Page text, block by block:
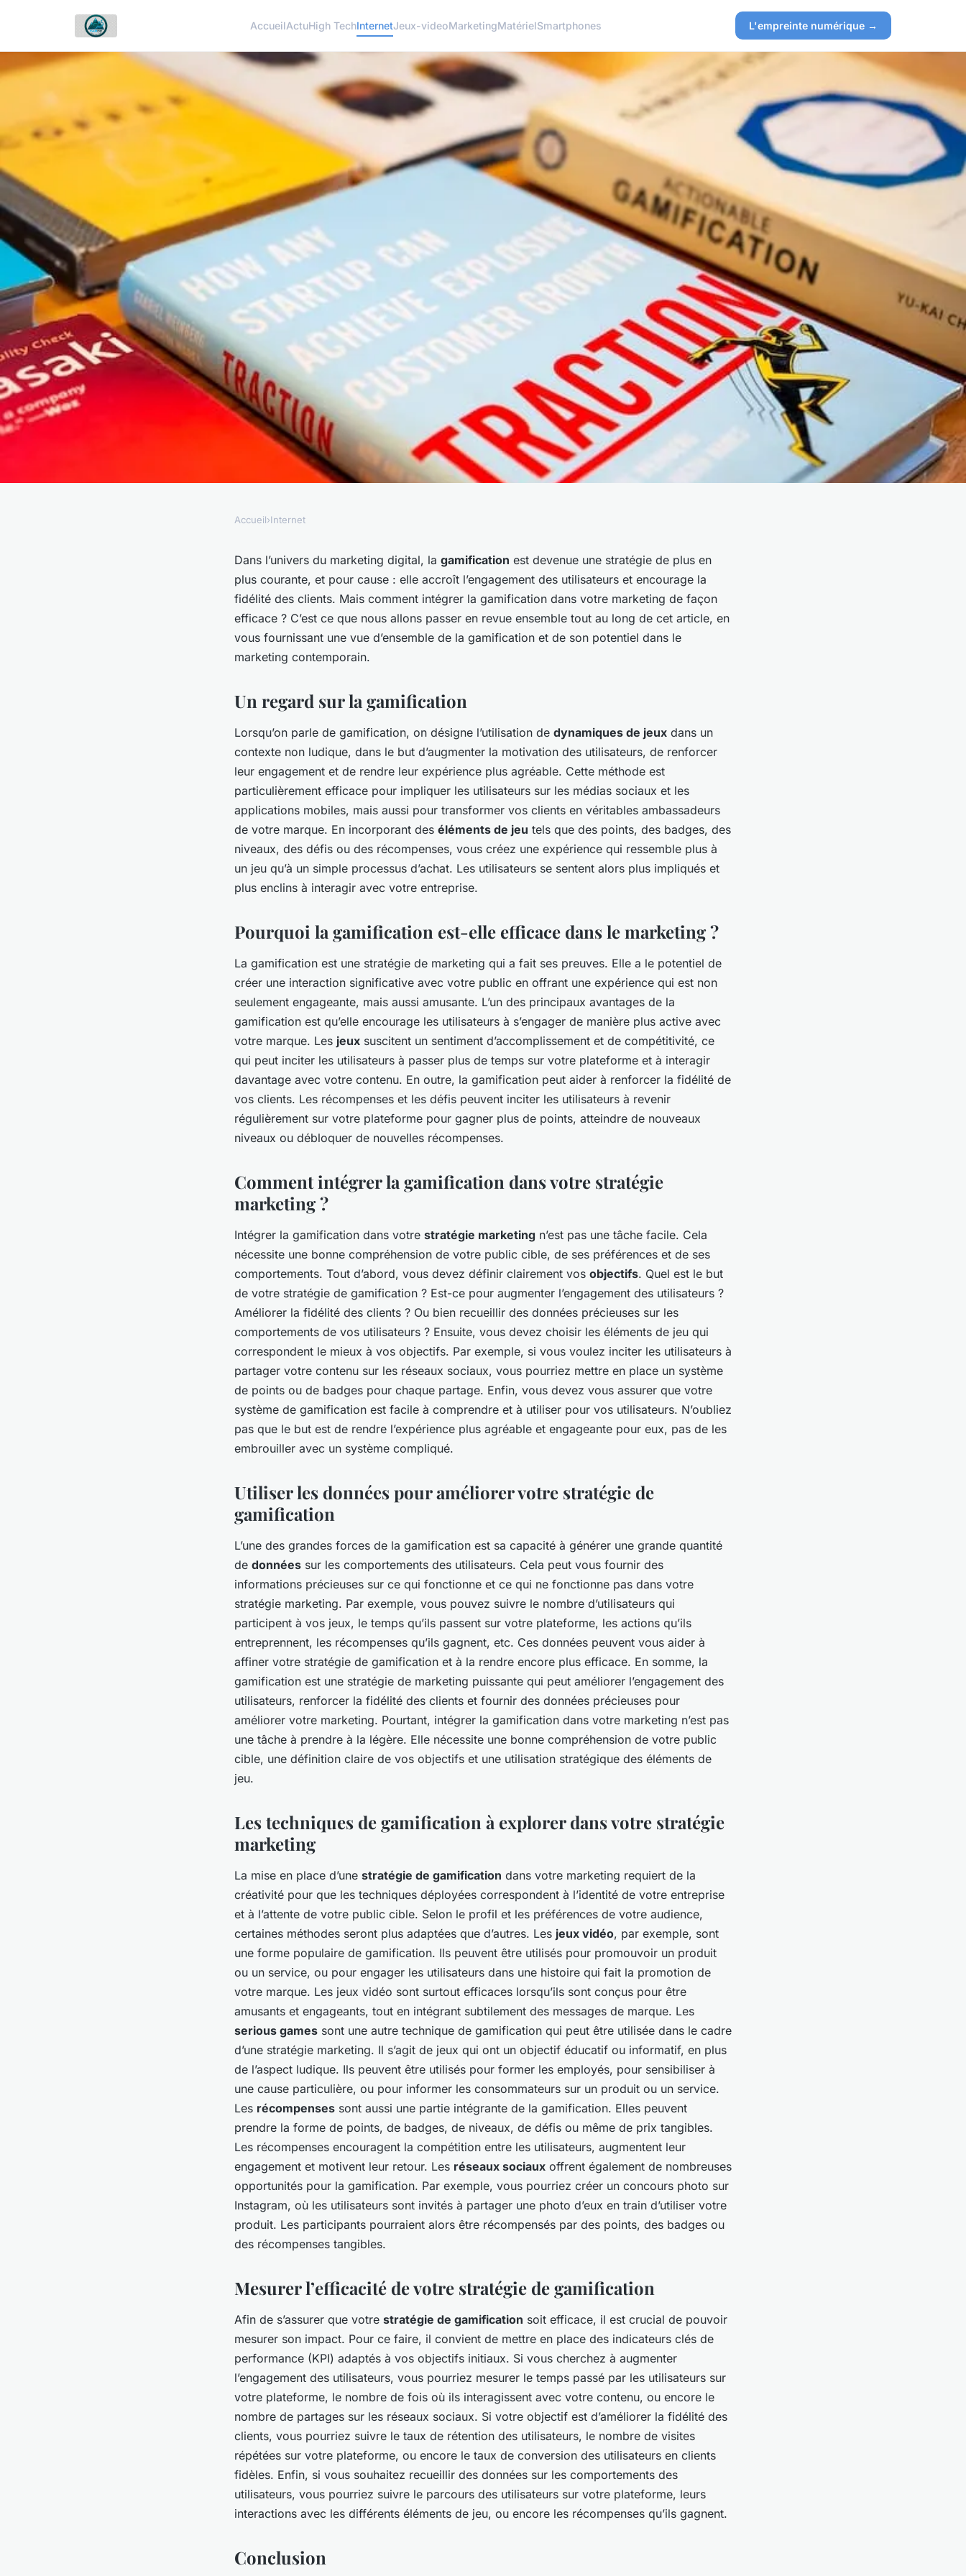
AccueilActuHigh TechInternetJeux-videoMarketingMatérielSmartphones L'empreinte numérique →
Comment intégrer efficacement la
gamification dans votre stratégie
Accueil›Internet
Dans l’univers du marketing digital, la gamification est devenue une stratégie de plus en
plus courante, et pour cause : elle accroît l’engagement des utilisateurs et encourage la
fidélité des clients. Mais comment intégrer la gamification dans votre marketing de façon
efficace ? C’est ce que nous allons passer en revue ensemble tout au long de cet article, en
vous fournissant une vue d’ensemble de la gamification et de son potentiel dans le
marketing contemporain.
Un regard sur la gamification
Lorsqu’on parle de gamification, on désigne l’utilisation de dynamiques de jeux dans un
contexte non ludique, dans le but d’augmenter la motivation des utilisateurs, de renforcer
leur engagement et de rendre leur expérience plus agréable. Cette méthode est
particulièrement efficace pour impliquer les utilisateurs sur les médias sociaux et les
applications mobiles, mais aussi pour transformer vos clients en véritables ambassadeurs
de votre marque. En incorporant des éléments de jeu tels que des points, des badges, des
niveaux, des défis ou des récompenses, vous créez une expérience qui ressemble plus à
un jeu qu’à un simple processus d’achat. Les utilisateurs se sentent alors plus impliqués et
plus enclins à interagir avec votre entreprise.
Pourquoi la gamification est-elle efficace dans le marketing ?
La gamification est une stratégie de marketing qui a fait ses preuves. Elle a le potentiel de
créer une interaction significative avec votre public en offrant une expérience qui est non
seulement engageante, mais aussi amusante. L’un des principaux avantages de la
gamification est qu’elle encourage les utilisateurs à s’engager de manière plus active avec
votre marque. Les jeux suscitent un sentiment d’accomplissement et de compétitivité, ce
qui peut inciter les utilisateurs à passer plus de temps sur votre plateforme et à interagir
davantage avec votre contenu. En outre, la gamification peut aider à renforcer la fidélité de
vos clients. Les récompenses et les défis peuvent inciter les utilisateurs à revenir
régulièrement sur votre plateforme pour gagner plus de points, atteindre de nouveaux
niveaux ou débloquer de nouvelles récompenses.
Comment intégrer la gamification dans votre stratégie
marketing ?
Intégrer la gamification dans votre stratégie marketing n’est pas une tâche facile. Cela
nécessite une bonne compréhension de votre public cible, de ses préférences et de ses
comportements. Tout d’abord, vous devez définir clairement vos objectifs. Quel est le but
de votre stratégie de gamification ? Est-ce pour augmenter l’engagement des utilisateurs ?
Améliorer la fidélité des clients ? Ou bien recueillir des données précieuses sur les
comportements de vos utilisateurs ? Ensuite, vous devez choisir les éléments de jeu qui
correspondent le mieux à vos objectifs. Par exemple, si vous voulez inciter les utilisateurs à
partager votre contenu sur les réseaux sociaux, vous pourriez mettre en place un système
de points ou de badges pour chaque partage. Enfin, vous devez vous assurer que votre
système de gamification est facile à comprendre et à utiliser pour vos utilisateurs. N’oubliez
pas que le but est de rendre l’expérience plus agréable et engageante pour eux, pas de les
embrouiller avec un système compliqué.
Utiliser les données pour améliorer votre stratégie de
gamification
L’une des grandes forces de la gamification est sa capacité à générer une grande quantité
de données sur les comportements des utilisateurs. Cela peut vous fournir des
informations précieuses sur ce qui fonctionne et ce qui ne fonctionne pas dans votre
stratégie marketing. Par exemple, vous pouvez suivre le nombre d’utilisateurs qui
participent à vos jeux, le temps qu’ils passent sur votre plateforme, les actions qu’ils
entreprennent, les récompenses qu’ils gagnent, etc. Ces données peuvent vous aider à
affiner votre stratégie de gamification et à la rendre encore plus efficace. En somme, la
gamification est une stratégie de marketing puissante qui peut améliorer l’engagement des
utilisateurs, renforcer la fidélité des clients et fournir des données précieuses pour
améliorer votre marketing. Pourtant, intégrer la gamification dans votre marketing n’est pas
une tâche à prendre à la légère. Elle nécessite une bonne compréhension de votre public
cible, une définition claire de vos objectifs et une utilisation stratégique des éléments de
jeu.
Les techniques de gamification à explorer dans votre stratégie
marketing
La mise en place d’une stratégie de gamification dans votre marketing requiert de la
créativité pour que les techniques déployées correspondent à l’identité de votre entreprise
et à l’attente de votre public cible. Selon le profil et les préférences de votre audience,
certaines méthodes seront plus adaptées que d’autres. Les jeux vidéo, par exemple, sont
une forme populaire de gamification. Ils peuvent être utilisés pour promouvoir un produit
ou un service, ou pour engager les utilisateurs dans une histoire qui fait la promotion de
votre marque. Les jeux vidéo sont surtout efficaces lorsqu’ils sont conçus pour être
amusants et engageants, tout en intégrant subtilement des messages de marque. Les
serious games sont une autre technique de gamification qui peut être utilisée dans le cadre
d’une stratégie marketing. Il s’agit de jeux qui ont un objectif éducatif ou informatif, en plus
de l’aspect ludique. Ils peuvent être utilisés pour former les employés, pour sensibiliser à
une cause particulière, ou pour informer les consommateurs sur un produit ou un service.
Les récompenses sont aussi une partie intégrante de la gamification. Elles peuvent
prendre la forme de points, de badges, de niveaux, de défis ou même de prix tangibles.
Les récompenses encouragent la compétition entre les utilisateurs, augmentent leur
engagement et motivent leur retour. Les réseaux sociaux offrent également de nombreuses
opportunités pour la gamification. Par exemple, vous pourriez créer un concours photo sur
Instagram, où les utilisateurs sont invités à partager une photo d’eux en train d’utiliser votre
produit. Les participants pourraient alors être récompensés par des points, des badges ou
des récompenses tangibles.
Mesurer l’efficacité de votre stratégie de gamification
Afin de s’assurer que votre stratégie de gamification soit efficace, il est crucial de pouvoir
mesurer son impact. Pour ce faire, il convient de mettre en place des indicateurs clés de
performance (KPI) adaptés à vos objectifs initiaux. Si vous cherchez à augmenter
l’engagement des utilisateurs, vous pourriez mesurer le temps passé par les utilisateurs sur
votre plateforme, le nombre de fois où ils interagissent avec votre contenu, ou encore le
nombre de partages sur les réseaux sociaux. Si votre objectif est d’améliorer la fidélité des
clients, vous pourriez suivre le taux de rétention des utilisateurs, le nombre de visites
répétées sur votre plateforme, ou encore le taux de conversion des utilisateurs en clients
fidèles. Enfin, si vous souhaitez recueillir des données sur les comportements des
utilisateurs, vous pourriez suivre le parcours des utilisateurs sur votre plateforme, leurs
interactions avec les différents éléments de jeu, ou encore les récompenses qu’ils gagnent.
Conclusion